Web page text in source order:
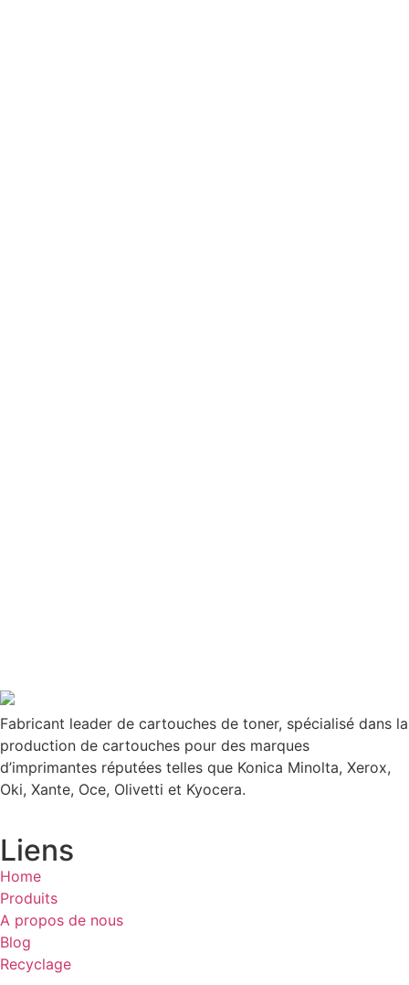
Fabricant leader de cartouches de toner, spécialisé dans la
production de cartouches pour des marques
d’imprimantes réputées telles que Konica Minolta, Xerox,
Oki, Xante, Oce, Olivetti et Kyocera.
Liens
Home
Produits
A propos de nous
Blog
Recyclage